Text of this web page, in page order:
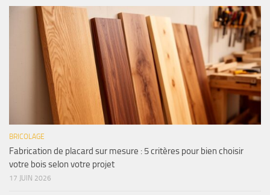
BRICOLAGE
Fabrication de placard sur mesure : 5 critères pour bien choisir
votre bois selon votre projet
17 JUIN 2026